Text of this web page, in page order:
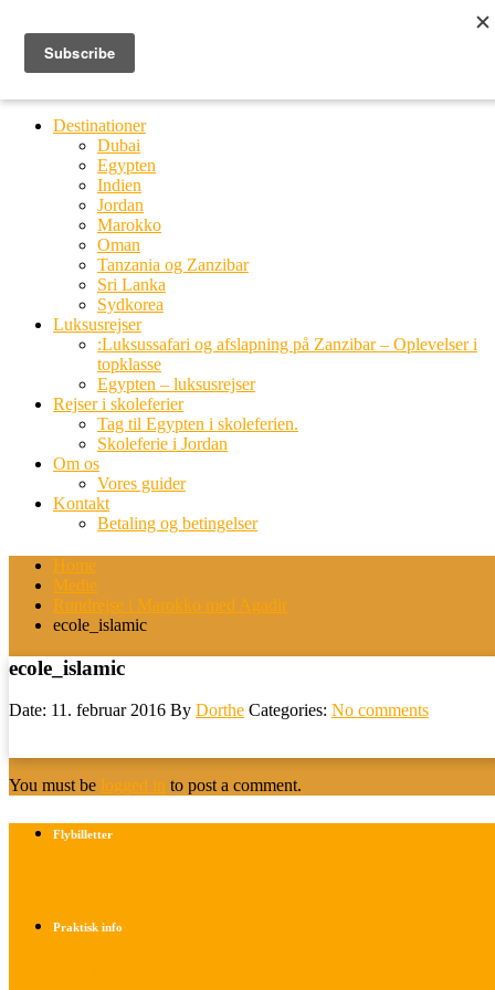
Ring til os
20 66 03 08
Destinationer
Dubai
Egypten
Indien
Jordan
Marokko
Oman
Tanzania og Zanzibar
Sri Lanka
Sydkorea
Luksusrejser
:Luksussafari og afslapning på Zanzibar – Oplevelser i
topklasse
Egypten – luksusrejser
Rejser i skoleferier
Tag til Egypten i skoleferien.
Skoleferie i Jordan
Om os
Vores guider
Kontakt
Betaling og betingelser
Home
Medie
Rundrejse i Marokko med Agadir
ecole_islamic
ecole_islamic
Date: 11. februar 2016 By Dorthe Categories: No comments
You must be logged in to post a comment.
Flybilletter
Praktisk info